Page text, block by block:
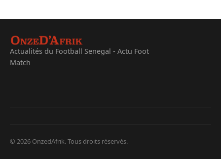
Actualités du Football Senegal - Actu Foot
Match
© 2026 OnzedAfrik. Tous droits réservés.